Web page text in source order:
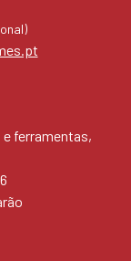
e ferramentas,